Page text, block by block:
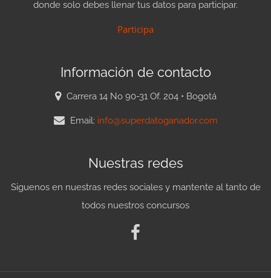
donde solo debes llenar tus datos para participar.
Participa
Información de contacto
Carrera 14 No 90-31 Of. 204 • Bogotá
Email: info@superdatoganador.com
Nuestras redes
Siguenos en nuestras redes sociales y mantente al tanto de
todos nuestros concursos